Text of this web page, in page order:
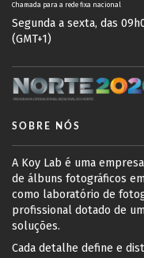
Chamada para a rede fixa nacional
Segunda a sexta, das
(GMT+1)
SOBRE NÓS
A Koy Lab é uma
de álbuns fotográficos
como laboratório de
profissional dotado de
soluções.
Cada detalhe define e